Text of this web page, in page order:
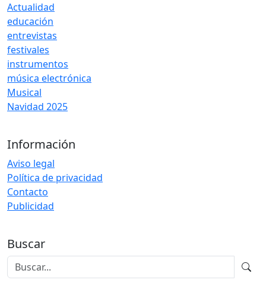
Actualidad
educación
entrevistas
festivales
instrumentos
música electrónica
Musical
Navidad 2025
Información
Aviso legal
Política de privacidad
Contacto
Publicidad
Buscar